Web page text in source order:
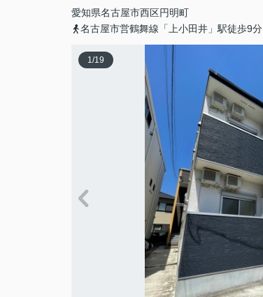
愛知県名古屋市西区円明町
名古屋市営鶴舞線「上小田井」駅徒歩9分
1/19